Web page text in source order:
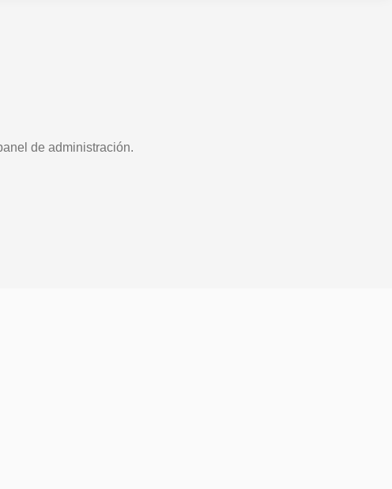
de administración.